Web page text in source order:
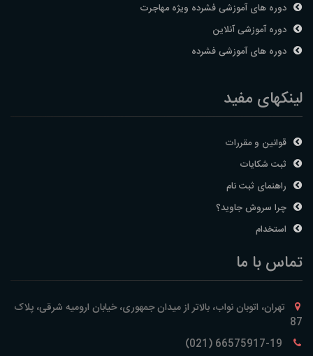
دوره های آموزشی فشرده ویژه مهاجرت
دوره آموزشی آنلاین
دوره های آموزشی فشرده
لینکهای مفید
قوانین و مقررات
ثبت شکایات
راهنمای ثبت نام
چرا سروش جاوید؟
استخدام
تماس با ما
تهران، اتوبان نواب، بالاتر از میدان جمهوری، خیابان ارومیه شرقی، پلاک
87